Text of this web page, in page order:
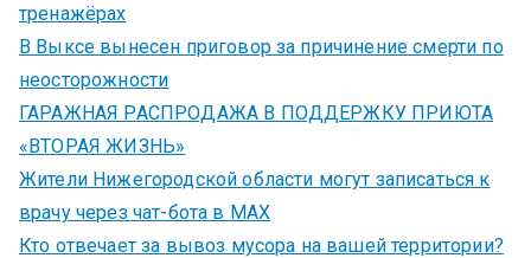
тренажёрах
В Выксе вынесен приговор за причинение смерти по
неосторожности
ГАРАЖНАЯ РАСПРОДАЖА В ПОДДЕРЖКУ ПРИЮТА
«ВТОРАЯ ЖИЗНЬ»
Жители Нижегородской области могут записаться к
врачу через чат-бота в MAX
Кто отвечает за вывоз мусора на вашей территории?